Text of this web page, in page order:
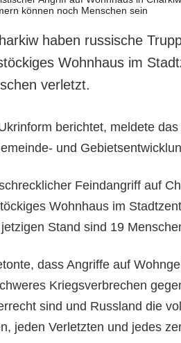
haben russische
Wohnhaus im
verletzt.
berichtet, meldete
und
Feindangriff auf
Wohnhaus im
Stand sind 19
dass Angriffe auf
Kriegsverbrechen
sind und Russland die
jeden Verletzten und jedes